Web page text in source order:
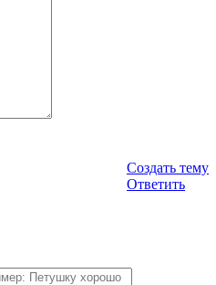
Создать тему
Ответить